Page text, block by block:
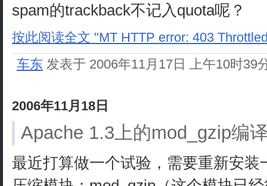
spam的trackback不记入quota呢？
按此阅读全文 "MT HTTP error: 403
车东 发表于 2006年11月17日 上午10时39
2006年11月18日
Apache 1.3上的mod_gzip编
最近打算做一个试验，需要重新安装